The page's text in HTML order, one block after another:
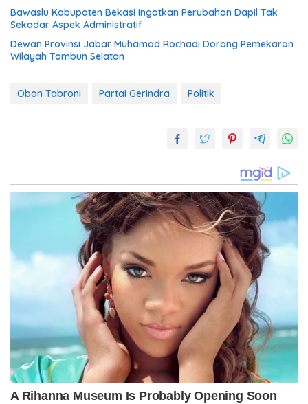
Bawaslu Kabupaten Bekasi Ingatkan Perubahan Dapil Tak
Sekadar Aspek Administratif
Dewan Provinsi Jabar Muhamad Rochadi Dorong Pemekaran
Wilayah Tambun Selatan
Obon Tabroni Partai Gerindra Politik